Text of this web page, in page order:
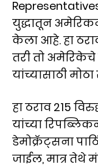
युद्धातून
केला आहे. हा
तरी तो अमेरिकेचे
यांच्यासाठी
हा ठराव 215
यांच्या
डेमोक्रॅट्सना
जाईल, मात्र तेथे